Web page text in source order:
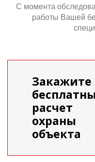
С момента
работы Вашей
Закажите
расчет
охраны
объекта